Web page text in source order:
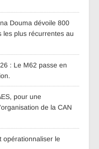
Douma dévoile 800
les plus récurrentes au
: Le M62 passe en
pour une
de la CAN
opérationnaliser le